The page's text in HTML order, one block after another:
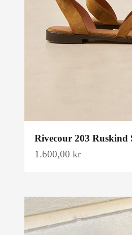
Rivecour 203 Ruskind
Salgspris
1.600,00 kr